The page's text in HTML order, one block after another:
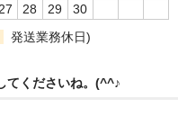
28 29
30
発送業務休日)
てくださいね。(^^♪